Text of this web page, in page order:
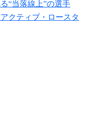
“当落線上”の選手
クティブ・ロースタ